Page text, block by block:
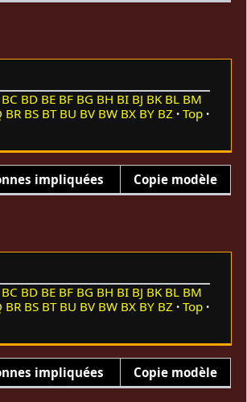
BC BD BE BF BG BH BI BJ BK BL BM
BR BS BT BU BV BW BX BY BZ
Top
impliquées Copie modèle
BC BD BE BF BG BH BI BJ BK BL BM
BR BS BT BU BV BW BX BY BZ
Top
impliquées Copie modèle